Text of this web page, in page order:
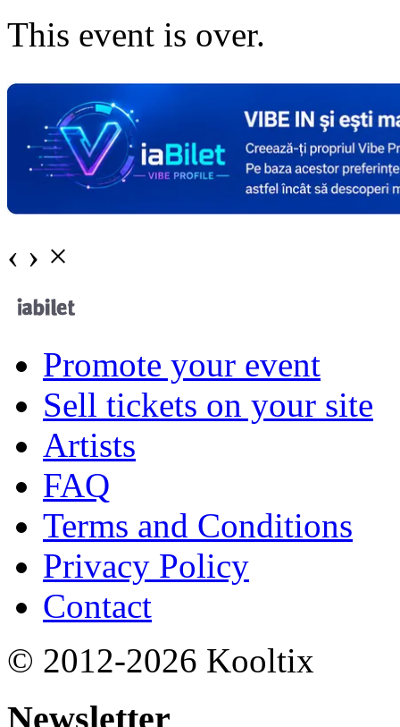
This event is over.
‹ › ×
Promote your event
Sell tickets on your site
Artists
FAQ
Terms and Conditions
Privacy Policy
Contact
© 2012-2026 Kooltix
Newsletter